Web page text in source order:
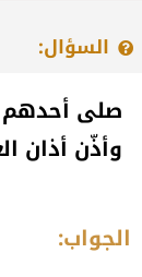
السؤال:
صلى أحدهم
وأذّن أذان
الجواب: